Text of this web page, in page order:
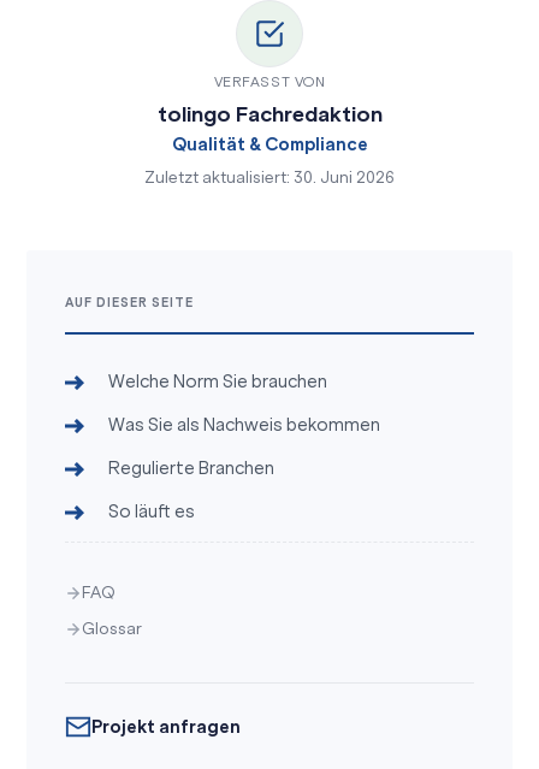
VERFASST VON
tolingo Fachredaktion
Qualität & Compliance
Zuletzt aktualisiert: 30. Juni 2026
AUF DIESER SEITE
Welche Norm Sie brauchen
Was Sie als Nachweis bekommen
Regulierte Branchen
So läuft es
FAQ
Glossar
Projekt anfragen